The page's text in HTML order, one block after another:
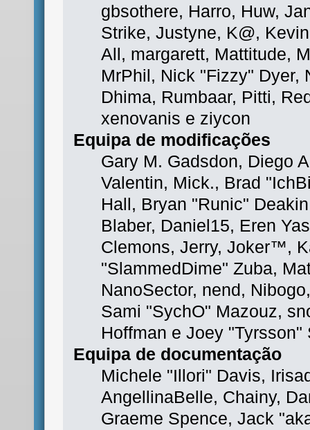
gbsothere, Harro, Huw,
Strike, Justyne, K@,
All, margarett, Mattitude,
MrPhil, Nick "Fizzy" Dyer,
Dhima, Rumbaar, Pitti,
xenovanis e ziycon
Equipa de modificações
Gary M. Gadsdon, Diego
Valentin, Mick., Brad
Hall, Bryan "Runic"
Blaber, Daniel15, Eren
Clemons, Jerry, Joker™,
"SlammedDime" Zuba,
NanoSector, nend,
Sami "SychO" Mazouz,
Hoffman e Joey "Tyrsson"
Equipa de documentação
Michele "Illori" Davis,
AngellinaBelle, Chainy,
Graeme Spence, Jack